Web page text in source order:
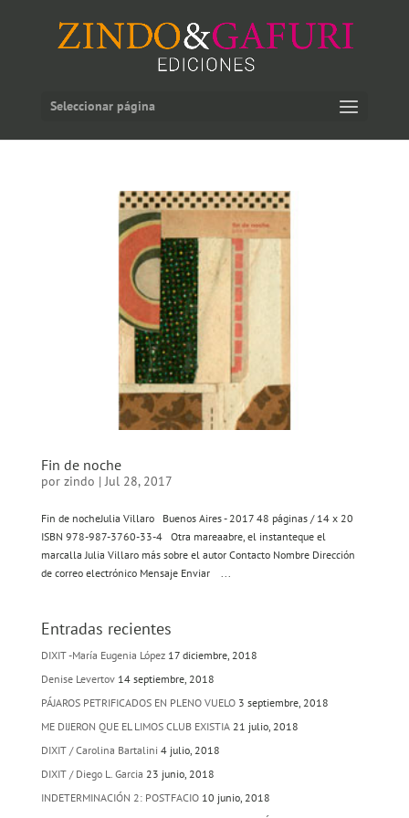
Seleccionar página
Fin de noche
por zindo | Jul 28, 2017
Fin de nocheJulia Villaro Buenos Aires - 2017 48 páginas / 14 x 20
ISBN 978-987-3760-33-4 Otra mareaabre, el instanteque el
marcalla Julia Villaro más sobre el autor Contacto Nombre Dirección
de correo electrónico Mensaje Enviar ...
Entradas recientes
DIXIT -María Eugenia López 17 diciembre, 2018
Denise Levertov 14 septiembre, 2018
PÁJAROS PETRIFICADOS EN PLENO VUELO 3 septiembre, 2018
ME DIJERON QUE EL LIMOS CLUB EXISTIA 21 julio, 2018
DIXIT / Carolina Bartalini 4 julio, 2018
DIXIT / Diego L. Garcia 23 junio, 2018
INDETERMINACIÓN 2: POSTFACIO 10 junio, 2018